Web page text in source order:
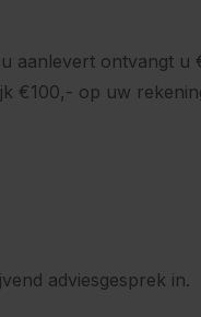
aanlevert ontvangt
€100,- op uw
adviesgesprek in.